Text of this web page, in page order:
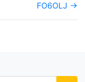
FO6OLJ →